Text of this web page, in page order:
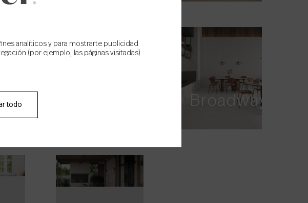
Broadway
analíticos y para mostrarte publicidad
(por ejemplo, las páginas visitadas).
todo